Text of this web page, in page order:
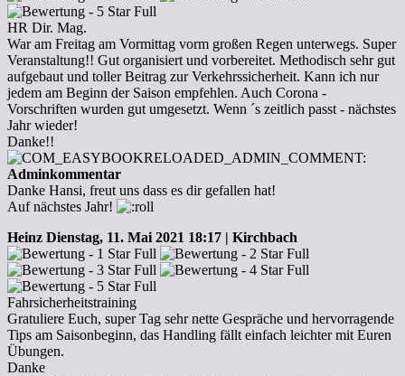
HR Dir. Mag.
War am Freitag am Vormittag vorm großen Regen unterwegs. Super
Veranstaltung!! Gut organisiert und vorbereitet. Methodisch sehr gut
aufgebaut und toller Beitrag zur Verkehrssicherheit. Kann ich nur
jedem am Beginn der Saison empfehlen. Auch Corona -
Vorschriften wurden gut umgesetzt. Wenn ´s zeitlich passt - nächstes
Jahr wieder!
Danke!!
Adminkommentar
Danke Hansi, freut uns dass es dir gefallen hat!
Auf nächstes Jahr!
Heinz Dienstag, 11. Mai 2021 18:17 | Kirchbach
Fahrsicherheitstraining
Gratuliere Euch, super Tag sehr nette Gespräche und hervorragende
Tips am Saisonbeginn, das Handling fällt einfach leichter mit Euren
Übungen.
Danke